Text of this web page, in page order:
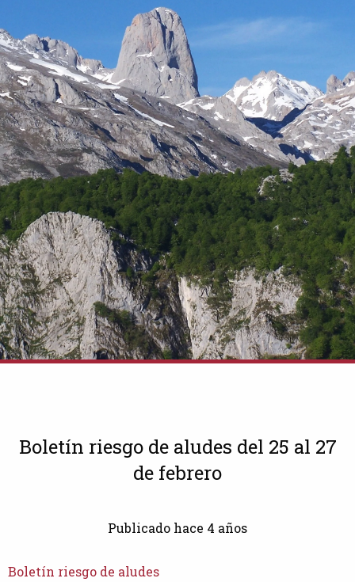
Boletín riesgo de aludes del 25 al 27
de febrero
Publicado hace 4 años
Boletín riesgo de aludes